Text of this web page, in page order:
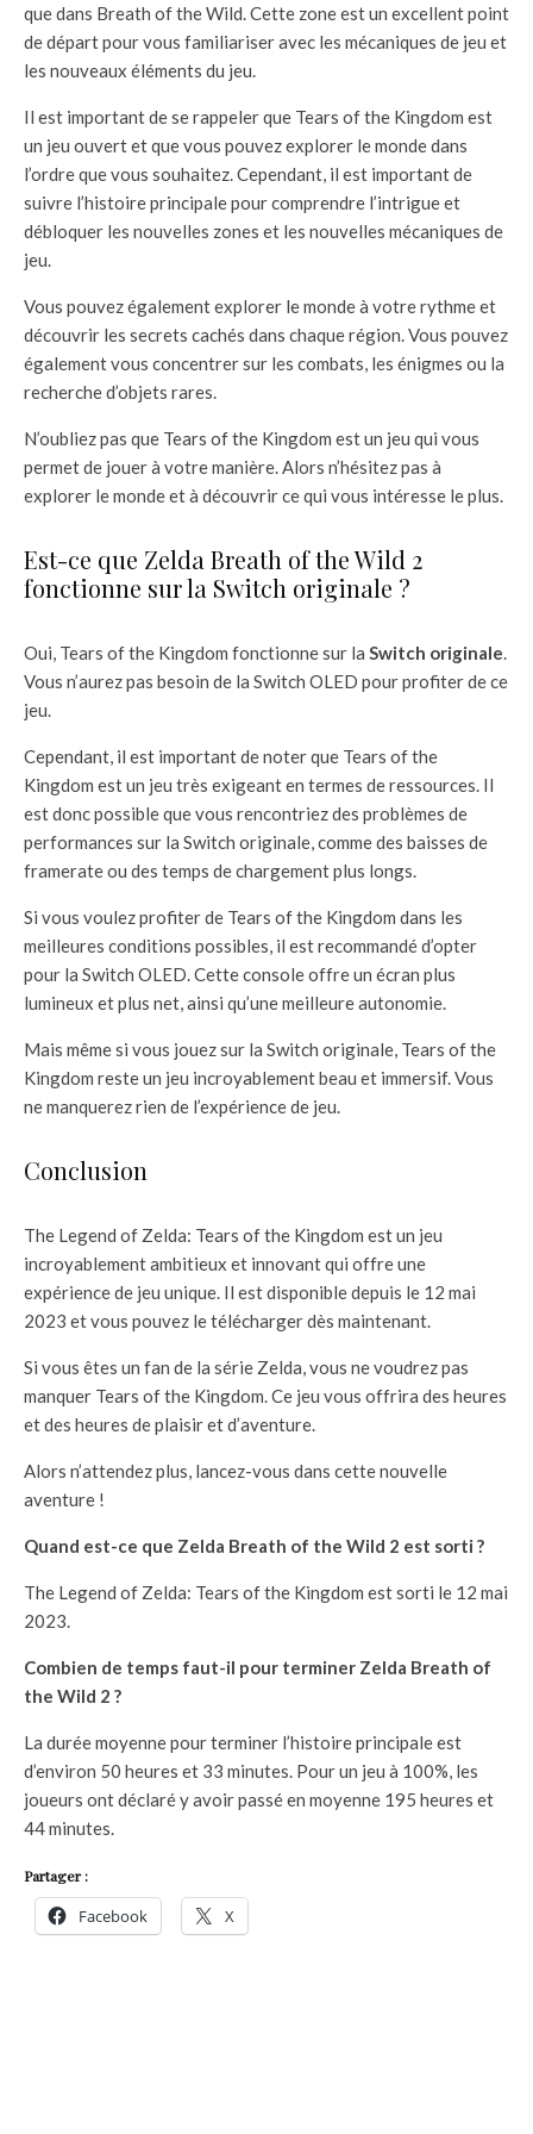
que dans Breath of the Wild. Cette zone est un excellent point
de départ pour vous familiariser avec les mécaniques de jeu et
les nouveaux éléments du jeu.
Il est important de se rappeler que Tears of the Kingdom est
un jeu ouvert et que vous pouvez explorer le monde dans
l’ordre que vous souhaitez. Cependant, il est important de
suivre l’histoire principale pour comprendre l’intrigue et
débloquer les nouvelles zones et les nouvelles mécaniques de
jeu.
Vous pouvez également explorer le monde à votre rythme et
découvrir les secrets cachés dans chaque région. Vous pouvez
également vous concentrer sur les combats, les énigmes ou la
recherche d’objets rares.
N’oubliez pas que Tears of the Kingdom est un jeu qui vous
permet de jouer à votre manière. Alors n’hésitez pas à
explorer le monde et à découvrir ce qui vous intéresse le plus.
Est-ce que Zelda Breath of the Wild 2
fonctionne sur la Switch originale ?
Oui, Tears of the Kingdom fonctionne sur la Switch originale.
Vous n’aurez pas besoin de la Switch OLED pour profiter de ce
jeu.
Cependant, il est important de noter que Tears of the
Kingdom est un jeu très exigeant en termes de ressources. Il
est donc possible que vous rencontriez des problèmes de
performances sur la Switch originale, comme des baisses de
framerate ou des temps de chargement plus longs.
Si vous voulez profiter de Tears of the Kingdom dans les
meilleures conditions possibles, il est recommandé d’opter
pour la Switch OLED. Cette console offre un écran plus
lumineux et plus net, ainsi qu’une meilleure autonomie.
Mais même si vous jouez sur la Switch originale, Tears of the
Kingdom reste un jeu incroyablement beau et immersif. Vous
ne manquerez rien de l’expérience de jeu.
Conclusion
The Legend of Zelda: Tears of the Kingdom est un jeu
incroyablement ambitieux et innovant qui offre une
expérience de jeu unique. Il est disponible depuis le 12 mai
2023 et vous pouvez le télécharger dès maintenant.
Si vous êtes un fan de la série Zelda, vous ne voudrez pas
manquer Tears of the Kingdom. Ce jeu vous offrira des heures
et des heures de plaisir et d’aventure.
Alors n’attendez plus, lancez-vous dans cette nouvelle
aventure !
Quand est-ce que Zelda Breath of the Wild 2 est sorti ?
The Legend of Zelda: Tears of the Kingdom est sorti le 12 mai
2023.
Combien de temps faut-il pour terminer Zelda Breath of
the Wild 2 ?
La durée moyenne pour terminer l’histoire principale est
d’environ 50 heures et 33 minutes. Pour un jeu à 100%, les
joueurs ont déclaré y avoir passé en moyenne 195 heures et
44 minutes.
Partager :
Facebook X